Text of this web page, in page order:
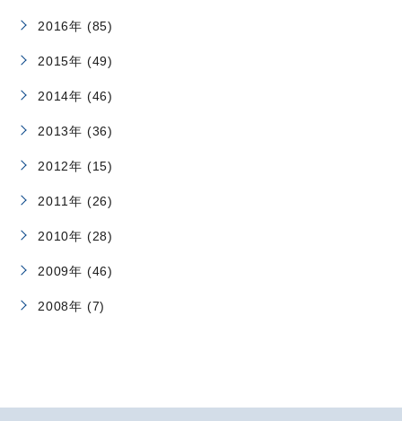
2016年 (85)
2015年 (49)
2014年 (46)
2013年 (36)
2012年 (15)
2011年 (26)
2010年 (28)
2009年 (46)
2008年 (7)